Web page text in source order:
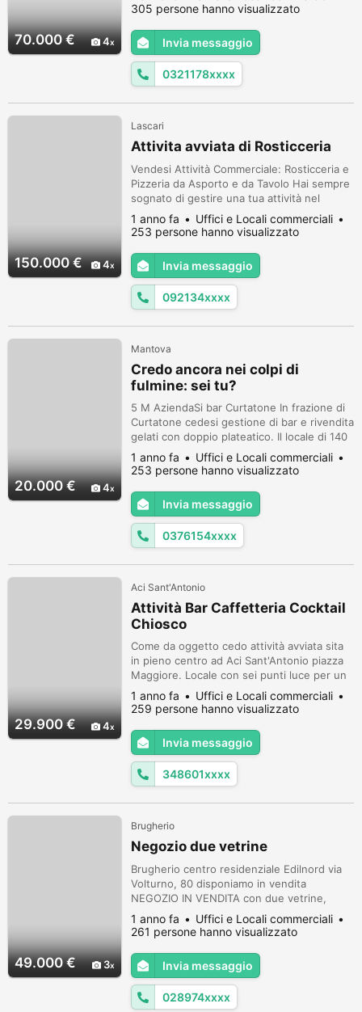
70.000 € 4
superficie di 50 mq. oltre ad un ampio
magazzino , ha 20 posti a sedere interni e
un dehor sulla piazza con altrettanti 20
posti. Attuali orari di apertura 06.00- 17.00.
Ottimo canone...
305 persone hanno visualizzato
Invia messaggio
0321178xxxx
150.000 € 4
Lascari
Attivita avviata di Rosticceria
Vendesi Attività Commerciale: Rosticceria e
Pizzeria da Asporto e da Tavolo Hai sempre
sognato di gestire una tua attività nel
settore della ristorazione? Questa è
l'occasione che stavi aspettando! Vendesi
attività commerciale di successo, una
rosticceria e pizzeria da asporto e da
tavolo, avviata e ben strutturata.
Descrizione dell'Attività: Tipologia: Rost...
1 anno fa
Uffici e Locali commerciali
253 persone hanno visualizzato
Invia messaggio
092134xxxx
20.000 € 4
Mantova
Credo ancora nei colpi di
fulmine: sei tu?
5 M AziendaSi bar Curtatone In frazione di
Curtatone cedesi gestione di bar e rivendita
gelati con doppio plateatico. Il locale di 140
mq è suddiviso in più sale con 50 posti a
sedere all'interno e 100 nei plateatici. 4
fusti di birra e 2 di vino settimanali, 200 kg
di gelato al mese, cassetto dimostrabile di
470 euro mensili. Annuncio rivolto a chi è
del se...
1 anno fa
Uffici e Locali commerciali
253 persone hanno visualizzato
Invia messaggio
0376154xxxx
29.900 € 4
Aci Sant'Antonio
Attività Bar Caffetteria Cocktail
Chiosco
Come da oggetto cedo attività avviata sita
in pieno centro ad Aci Sant'Antonio piazza
Maggiore. Locale con sei punti luce per un
totale di 110mq, possibilità di suolo
pubblico, 3 bagni (uomo, donna, disabili )
totalmente a norma. L'immobile è stato
totalmente ristrutturato 4 anni fa con
rifiniture in elegante legno, luci a led e
impianto di video sorveglianz...
1 anno fa
Uffici e Locali commerciali
259 persone hanno visualizzato
Invia messaggio
348601xxxx
49.000 € 3
Brugherio
Negozio due vetrine
Brugherio centro residenziale Edilnord via
Volturno, 80 disponiamo in vendita
NEGOZIO IN VENDITA con due vetrine,
superficie di mq 28 circa, richiesta di
vendita euro 49.000,00 no iva trattabile,
possibilità di affitto.
1 anno fa
Uffici e Locali commerciali
261 persone hanno visualizzato
Invia messaggio
028974xxxx